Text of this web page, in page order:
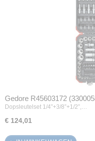
Gedore R45603172
Dopsleutelset 1/4”+3/8”+1/2”,…
€ 124,01